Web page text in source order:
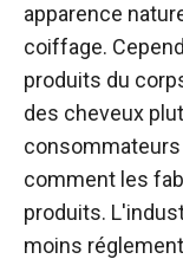
apparence
coiffage.
produits du
des cheveux
comment les
produits.
moins